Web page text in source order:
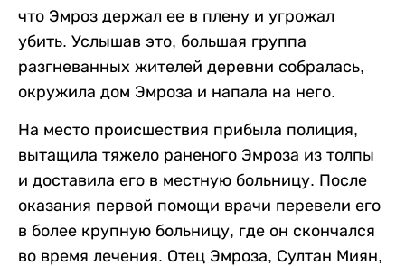
что Эмроз держал ее в плену и угрожал
убить. Услышав это, большая группа
разгневанных жителей деревни собралась,
окружила дом Эмроза и напала на него.
На место происшествия прибыла полиция,
вытащила тяжело раненого Эмроза из толпы
и доставила его в местную больницу. После
оказания первой помощи врачи перевели его
в более крупную больницу, где он скончался
во время лечения. Отец Эмроза, Султан Миян,